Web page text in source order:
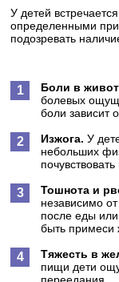
У детей
определенными
подозревать
Боли в
болевых
боли зависит
Изжога. У
небольших
Тошнота и
независимо
после еды
быть примеси
Тяжесть в
пищи дети